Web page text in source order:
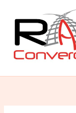
contenu